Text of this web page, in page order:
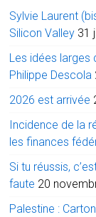
Sylvie Laurent
Silicon Valley 31
Les idées larges
Philippe Descola
2026 est arrivée
Incidence de la
les finances
Si tu réussis,
faute 20
Palestine :